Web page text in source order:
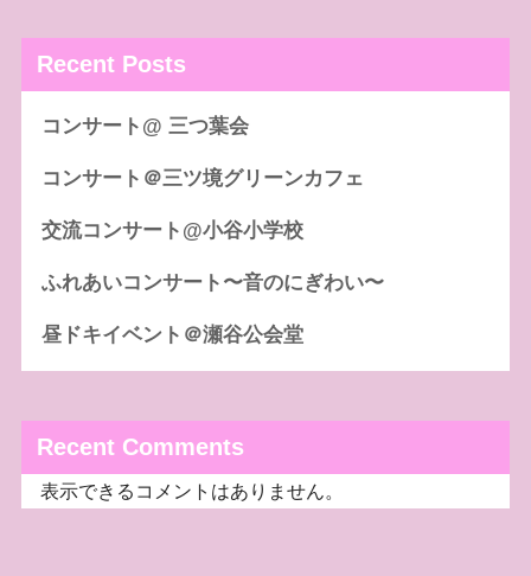
Recent Posts
コンサート@ 三つ葉会
コンサート＠三ツ境グリーンカフェ
交流コンサート@小谷小学校
ふれあいコンサート〜音のにぎわい〜
昼ドキイベント＠瀬谷公会堂
Recent Comments
表示できるコメントはありません。